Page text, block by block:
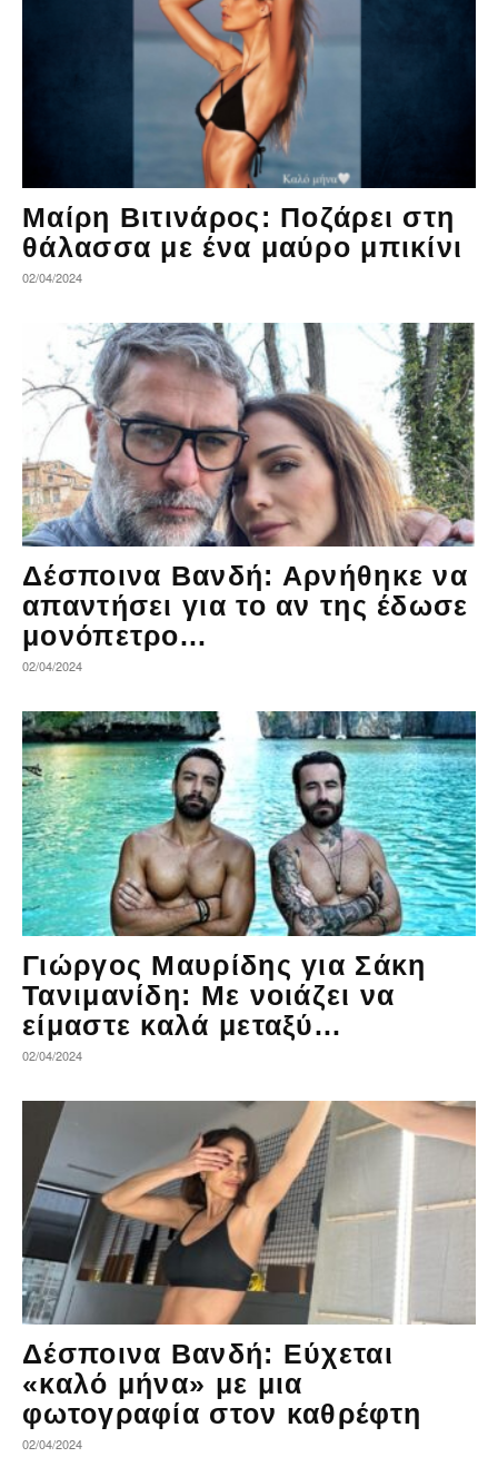
Μαίρη Βιτινάρος: Ποζάρει στη
θάλασσα με ένα μαύρο μπικίνι
02/04/2024
Δέσποινα Βανδή: Αρνήθηκε να
απαντήσει για το αν της έδωσε
μονόπετρο...
02/04/2024
Γιώργος Μαυρίδης για Σάκη
Τανιμανίδη: Με νοιάζει να
είμαστε καλά μεταξύ...
02/04/2024
Δέσποινα Βανδή: Εύχεται
«καλό μήνα» με μια
φωτογραφία στον καθρέφτη
02/04/2024